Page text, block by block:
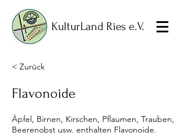
KulturLand Ries e.V.
< Zurück
Flavonoide
Äpfel, Birnen, Kirschen, Pflaumen, Trauben,
Beerenobst usw. enthalten Flavonoide.